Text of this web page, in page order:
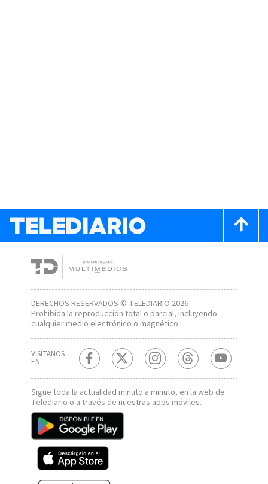
DERECHOS RESERVADOS © TELEDIARIO 2026
Prohibida la reproducción total o parcial, incluyendo
cualquier medio electrónico o magnético.
VISÍTANOS
EN
Sigue toda la actualidad minuto a minuto, en la web de
Telediario o a través de nuestras apps móviles.